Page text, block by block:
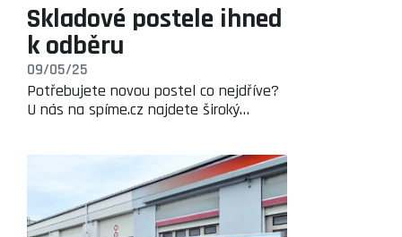
Skladové postele ihned
k odběru
09/05/25
Potřebujete novou postel co nejdříve?
U nás na spíme.cz najdete široký…